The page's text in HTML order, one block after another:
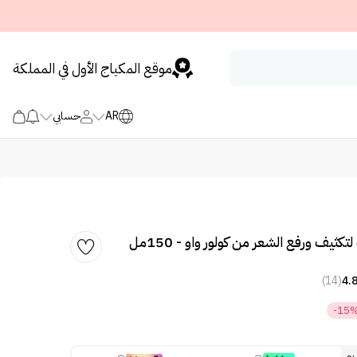
موقع المكياج الأول في المملكة
AR حسابي
ورفع الشعر من كولور واو - 150مل
4.8
(14)
-